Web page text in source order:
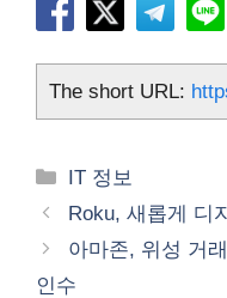
The short URL:
카
테
리
IT 정보
Roku, 새롭게 디
아마존, 위성 거
인수